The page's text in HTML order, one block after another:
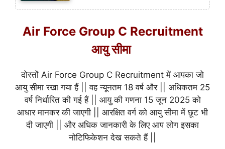
Air Force Group C Recruitment
आयु सीमा
दोस्तों Air Force Group C Recruitment में आपका जो
आयु सीमा रखा गया हैं || वह न्यूनतम 18 वर्ष और || अधिकतम 25
वर्ष निर्धारित की गई हैं || आयु की गणना 15 जून 2025 को
आधार मानकर की जाएगी || आरक्षित वर्ग को आयु सीमा में छूट भी
दी जाएगी || और अधिक जानकारी के लिए आप लोग इसका
नोटिफिकेशन देख सकते हैं ||